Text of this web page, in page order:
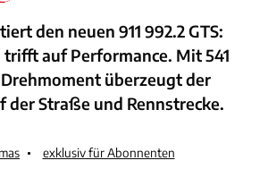
den neuen 911 992.2 GTS:
auf Performance. Mit 541
Drehmoment überzeugt der
der Straße und Rennstrecke.
exklusiv für Abonnenten